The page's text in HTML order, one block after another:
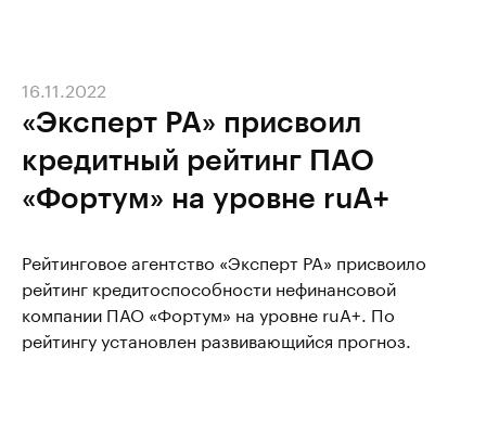
«Эксперт РА» присвоил
кредитный рейтинг ПАО
«Фортум» на уровне ruA+
16.11.2022
Рейтинговое агентство «Эксперт РА» присвоило
рейтинг кредитоспособности нефинансовой
компании ПАО «Фортум» на уровне ruA+. По
рейтингу установлен развивающийся прогноз.